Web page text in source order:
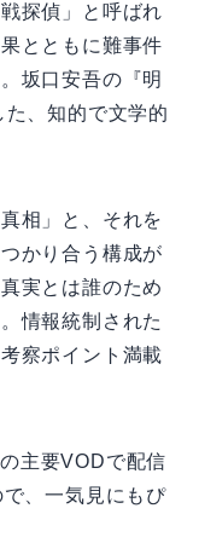
探偵」と呼ばれ
とともに難事件
坂口安吾の『明
、知的で文学的
相」と、それを
かり合う構成が
実とは誰のため
情報統制された
察ポイント満載
主要VODで配信
、一気見にもぴ